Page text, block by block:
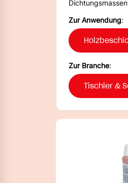
Zur Anwendung:
Zur Branche:
Tischler &